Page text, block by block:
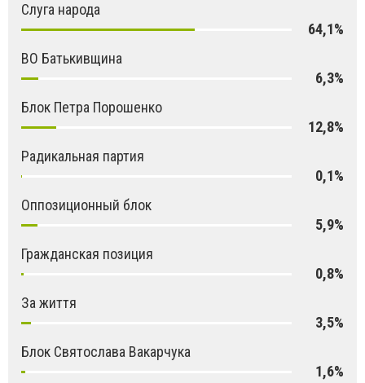
Слуга народа
64,1%
ВО Батькивщина
6,3%
Блок Петра Порошенко
12,8%
Радикальная партия
0,1%
Оппозиционный блок
5,9%
Гражданская позиция
0,8%
За життя
3,5%
Блок Святослава Вакарчука
1,6%